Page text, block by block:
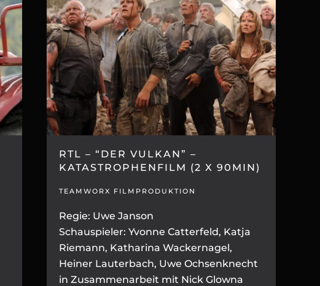
RTL – “DER VULKAN” –
KATASTROPHENFILM (2 X 90MIN)
TEAMWORX FILMPRODUKTION
Regie: Uwe Janson
Schauspieler: Yvonne Catterfeld, Katja
Riemann, Katharina Wackernagel,
Heiner Lauterbach, Uwe Ochsenknecht
in Zusammenarbeit mit Nick Glowna